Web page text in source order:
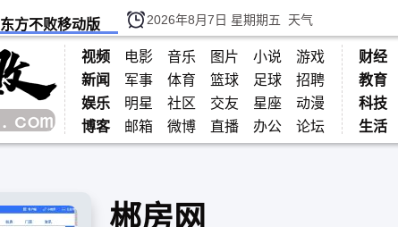
东方不败移动版 2026年8月7日 星期期五 天气
视频 电影 音乐 图片 小说
游戏
新闻
军事 体育 篮球 足球
招聘
娱乐
明星 社区 交友 星座
动漫
博客
邮箱 微博 直播 办公 论坛
财经
教育
科技
生活
郴房网